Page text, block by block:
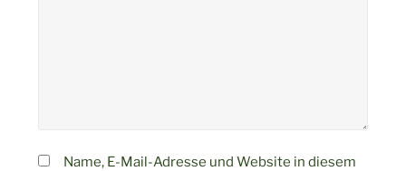
Name, E-Mail-Adresse und Website in diesem